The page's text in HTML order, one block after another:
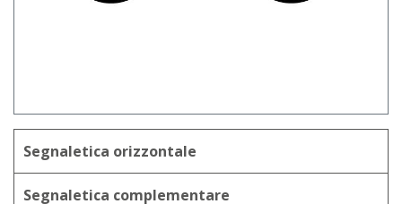
Segnaletica orizzontale
Segnaletica complementare